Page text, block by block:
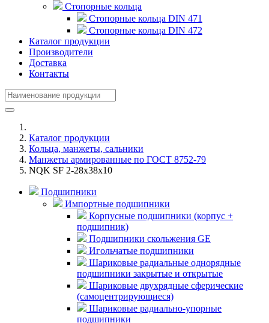
Стопорные кольца
Стопорные кольца DIN 471
Стопорные кольца DIN 472
Каталог продукции
Производители
Доставка
Контакты
Каталог продукции
Кольца, манжеты, сальники
Манжеты армированные по ГОСТ 8752-79
NQK SF 2-28x38x10
Подшипники
Импортные подшипники
Корпусные подшипники (корпус +
подшипник)
Подшипники скольжения GE
Игольчатые подшипники
Шариковые радиальные однорядные
подшипники закрытые и открытые
Шариковые двухрядные сферические
(самоцентрирующиеся)
Шариковые радиально-упорные
подшипники